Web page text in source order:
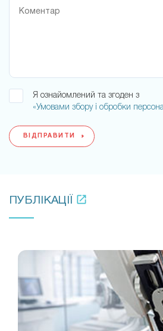
Я ознайомлений та згоден з
«Умовами збору і обробки
ВІДПРАВИТИ
ПУБЛІКАЦІЇ